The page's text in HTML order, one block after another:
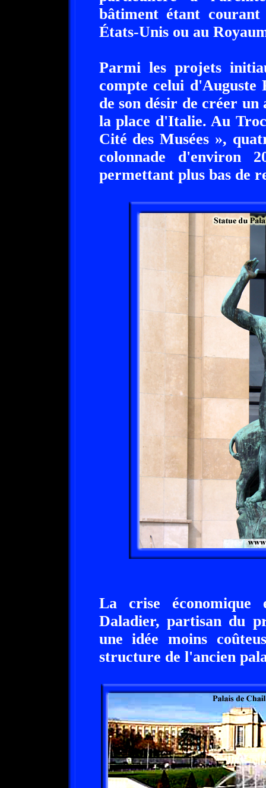
bâtiment étant
États-Unis ou au
Parmi les projets
compte celui
de son désir de créer
la place d'Italie. Au
Cité des Musées »,
colonnade d'environ
permettant plus bas de
La crise économique
Daladier, partisan du
une idée moins
structure de l'ancien